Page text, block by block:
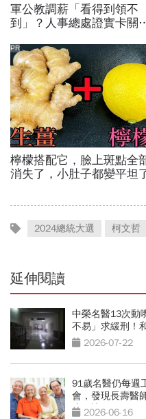
2024總統大選 柯文哲
延伸閱讀
中榮名醫13次動
不易」求緩刑！
2026-07-22
91歲名醫仍每週
會，發現長壽醫
歲秘訣」
2026-06-16